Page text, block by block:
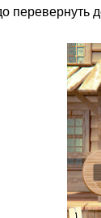
перевернуть